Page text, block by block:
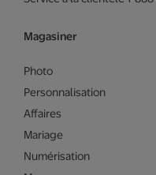
Magasiner
Photo
Personnalisation
Affaires
Mariage
Numérisation